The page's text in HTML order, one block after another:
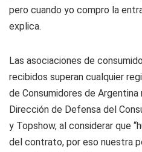
pero cuando yo compro la
explica.
Las asociaciones de
recibidos superan cualquier
de Consumidores de Argentina
Dirección de Defensa del
y Topshow, al considerar que
del contrato, por eso nuestra